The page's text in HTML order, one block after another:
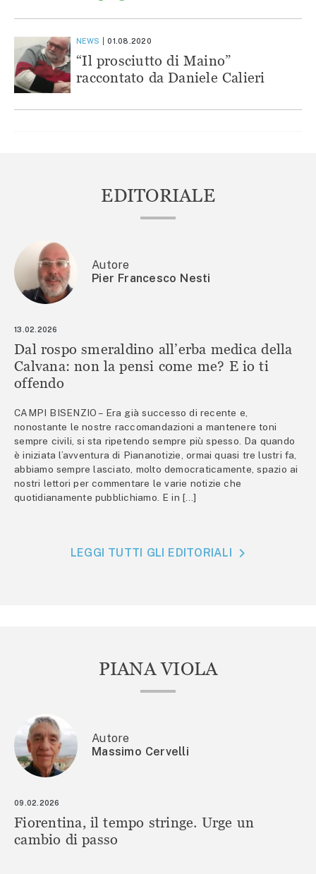
NEWS 01.08.2020
“Il prosciutto di Maino”
raccontato da Daniele Calieri
EDITORIALE
Autore
Pier Francesco Nesti
13.02.2026
Dal rospo smeraldino all’erba medica della
Calvana: non la pensi come me? E io ti
offendo
CAMPI BISENZIO – Era già successo di recente e,
nonostante le nostre raccomandazioni a mantenere toni
sempre civili, si sta ripetendo sempre più spesso. Da quando
è iniziata l’avventura di Piananotizie, ormai quasi tre lustri fa,
abbiamo sempre lasciato, molto democraticamente, spazio ai
nostri lettori per commentare le varie notizie che
quotidianamente pubblichiamo. E in […]
LEGGI TUTTI GLI EDITORIALI
PIANA VIOLA
Autore
Massimo Cervelli
09.02.2026
Fiorentina, il tempo stringe. Urge un
cambio di passo